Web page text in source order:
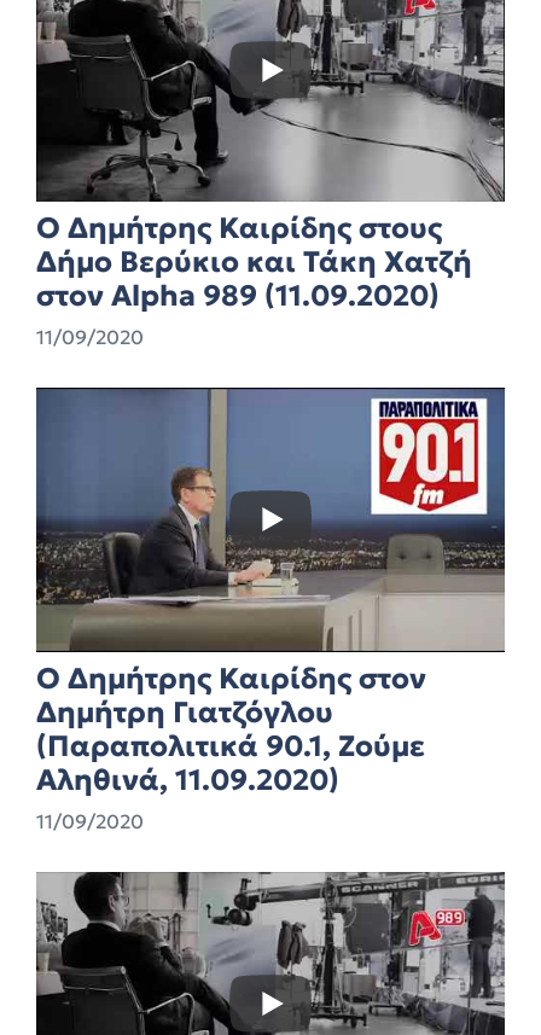
Ο Δημήτρης Καιρίδης στους
Δήμο Βερύκιο και Τάκη Χατζή
στον Alpha 989 (11.09.2020)
11/09/2020
Ο Δημήτρης Καιρίδης στον
Δημήτρη Γιατζόγλου
(Παραπολιτικά 90.1, Ζούμε
Αληθινά, 11.09.2020)
11/09/2020